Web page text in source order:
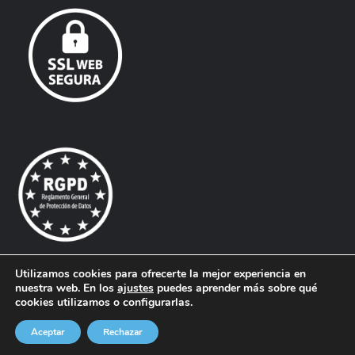
new
window
in
window
© Todos los derechos reservados. |
Web y Comunicación.
Barra inferior
Utilizamos cookies para ofrecerte la mejor experiencia en
nuestra web. En los ajustes puedes aprender más sobre qué
cookies utilizamos o configurarlas.
Aceptar Rechazar